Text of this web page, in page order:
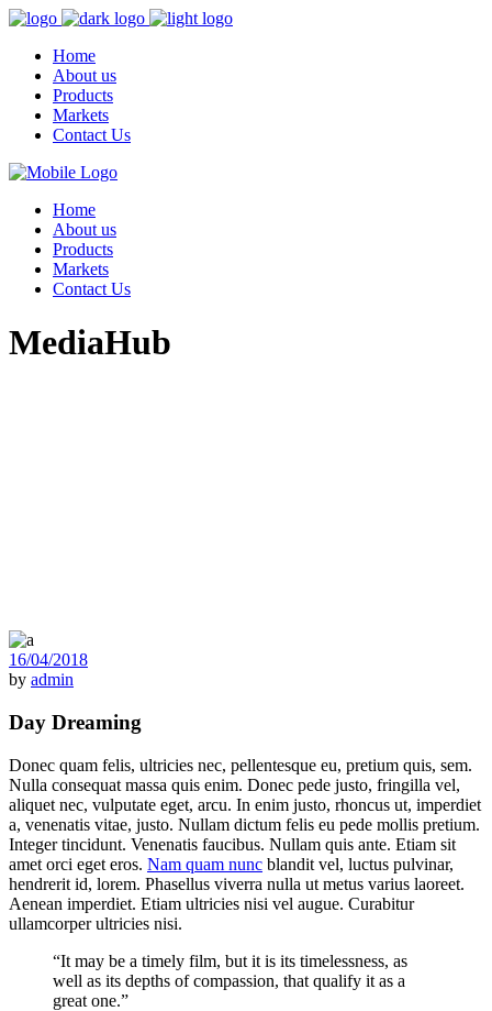
Home
About us
Products
Markets
Contact Us
Home
About us
Products
Markets
Contact Us
MediaHub
16/04/2018
by admin
Day Dreaming
Donec quam felis, ultricies nec, pellentesque eu, pretium quis, sem.
Nulla consequat massa quis enim. Donec pede justo, fringilla vel,
aliquet nec, vulputate eget, arcu. In enim justo, rhoncus ut, imperdiet
a, venenatis vitae, justo. Nullam dictum felis eu pede mollis pretium.
Integer tincidunt. Venenatis faucibus. Nullam quis ante. Etiam sit
amet orci eget eros. Nam quam nunc blandit vel, luctus pulvinar,
hendrerit id, lorem. Phasellus viverra nulla ut metus varius laoreet.
Aenean imperdiet. Etiam ultricies nisi vel augue. Curabitur
ullamcorper ultricies nisi.
“It may be a timely film, but it is its timelessness, as
well as its depths of compassion, that qualify it as a
great one.”